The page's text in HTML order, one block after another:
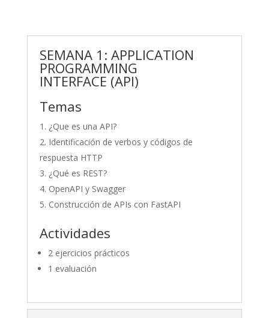
SEMANA 1: APPLICATION
PROGRAMMING
INTERFACE (API)
Temas
¿Que es una API?
Identificación de verbos y códigos de
respuesta HTTP
¿Qué es REST?
OpenAPI y Swagger
Construcción de APIs con FastAPI
Actividades
2 ejercicios prácticos
1 evaluación